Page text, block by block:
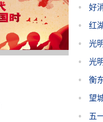
好
大
红
光
光
衡
望
五